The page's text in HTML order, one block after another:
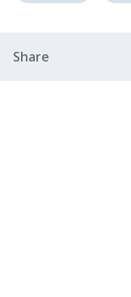
Share